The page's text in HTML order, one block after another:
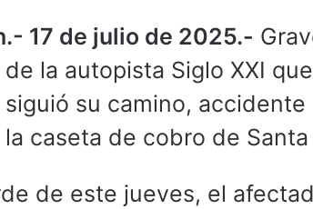
17 de julio de 2025.-
la autopista Siglo XXI
su camino,
caseta de cobro de Santa
de este jueves, el